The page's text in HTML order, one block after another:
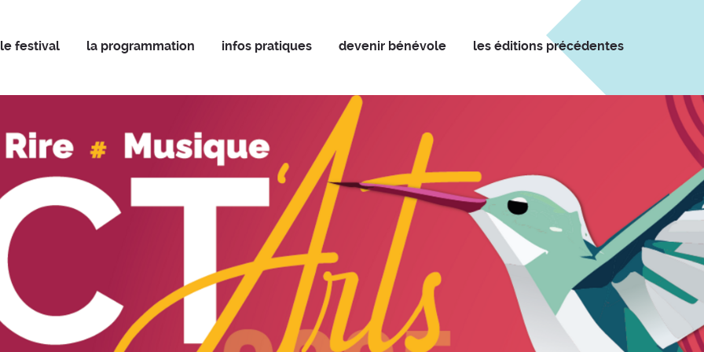
le festival la programmation infos pratiques devenir bénévole les éditions précédentes